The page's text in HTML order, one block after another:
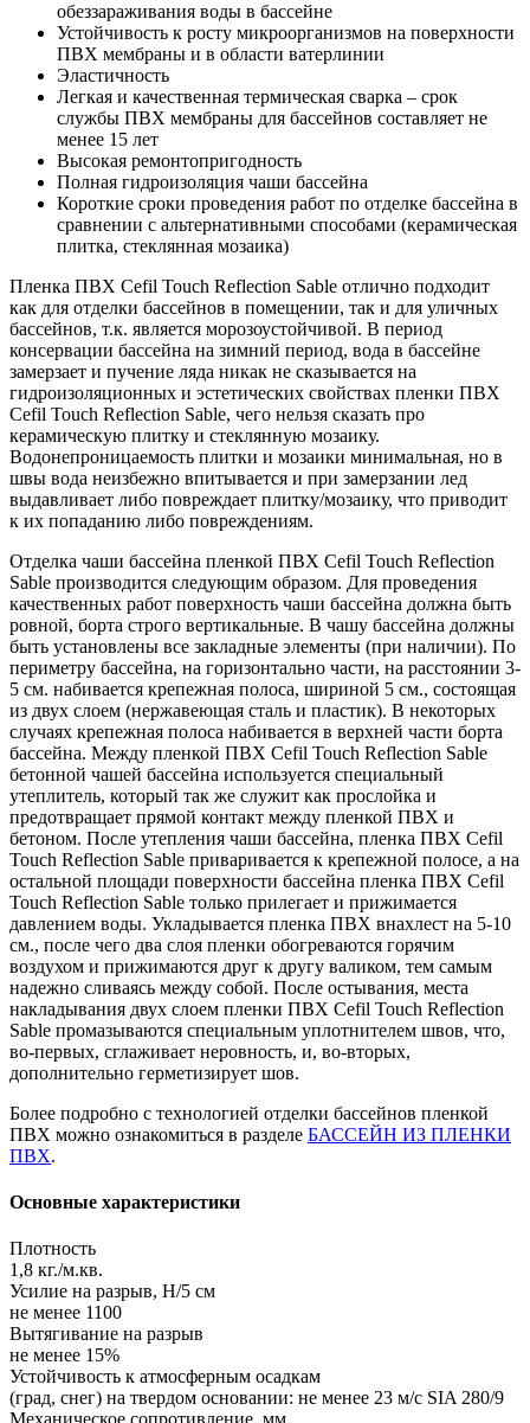
обеззараживания воды в бассейне
Устойчивость к росту микроорганизмов на поверхности
ПВХ мембраны и в области ватерлинии
Эластичность
Легкая и качественная термическая сварка – срок
службы ПВХ мембраны для бассейнов составляет не
менее 15 лет
Высокая ремонтопригодность
Полная гидроизоляция чаши бассейна
Короткие сроки проведения работ по отделке бассейна в
сравнении с альтернативными способами (керамическая
плитка, стеклянная мозаика)
Пленка ПВХ Cefil Touch Reflection Sable отлично подходит
как для отделки бассейнов в помещении, так и для уличных
бассейнов, т.к. является морозоустойчивой. В период
консервации бассейна на зимний период, вода в бассейне
замерзает и пучение ляда никак не сказывается на
гидроизоляционных и эстетических свойствах пленки ПВХ
Cefil Touch Reflection Sable, чего нельзя сказать про
керамическую плитку и стеклянную мозаику.
Водонепроницаемость плитки и мозаики минимальная, но в
швы вода неизбежно впитывается и при замерзании лед
выдавливает либо повреждает плитку/мозаику, что приводит
к их попаданию либо повреждениям.
Отделка чаши бассейна пленкой ПВХ Cefil Touch Reflection
Sable производится следующим образом. Для проведения
качественных работ поверхность чаши бассейна должна быть
ровной, борта строго вертикальные. В чашу бассейна должны
быть установлены все закладные элементы (при наличии). По
периметру бассейна, на горизонтально части, на расстоянии 3-
5 см. набивается крепежная полоса, шириной 5 см., состоящая
из двух слоем (нержавеющая сталь и пластик). В некоторых
случаях крепежная полоса набивается в верхней части борта
бассейна. Между пленкой ПВХ Cefil Touch Reflection Sable
бетонной чашей бассейна используется специальный
утеплитель, который так же служит как прослойка и
предотвращает прямой контакт между пленкой ПВХ и
бетоном. После утепления чаши бассейна, пленка ПВХ Cefil
Touch Reflection Sable приваривается к крепежной полосе, а на
остальной площади поверхности бассейна пленка ПВХ Cefil
Touch Reflection Sable только прилегает и прижимается
давлением воды. Укладывается пленка ПВХ внахлест на 5-10
см., после чего два слоя пленки обогреваются горячим
воздухом и прижимаются друг к другу валиком, тем самым
надежно сливаясь между собой. После остывания, места
накладывания двух слоем пленки ПВХ Cefil Touch Reflection
Sable промазываются специальным уплотнителем швов, что,
во-первых, сглаживает неровность, и, во-вторых,
дополнительно герметизирует шов.
Более подробно с технологией отделки бассейнов пленкой
ПВХ можно ознакомиться в разделе БАССЕЙН ИЗ ПЛЕНКИ
ПВХ.
Основные характеристики
Плотность
1,8 кг./м.кв.
Усилие на разрыв, Н/5 см
не менее 1100
Вытягивание на разрыв
не менее 15%
Устойчивость к атмосферным осадкам
(град, снег) на твердом основании: не менее 23 м/с SIA 280/9